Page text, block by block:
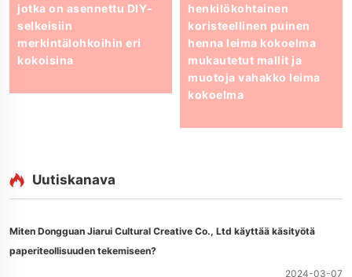
jotka on asennettu DIY-
selkeisiin
merkintälohkoihin eri
kokoisina
henkilökohtainen
koristeellinen puinen
henna leima kokoelma
mukautetut mallit ja
muotoja vahakko leima
kokoelma
Uutiskanava
Miten Dongguan Jiarui Cultural Creative Co., Ltd käyttää käsityötä
paperiteollisuuden tekemiseen?
2024-03-07